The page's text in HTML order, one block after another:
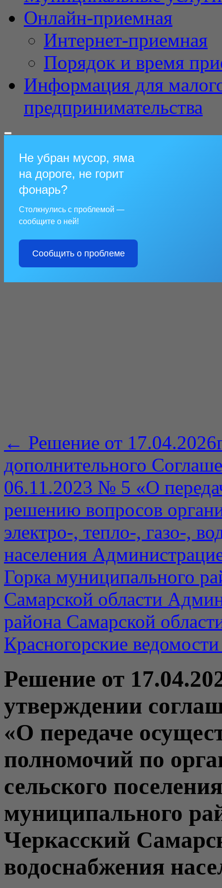
Онлайн-приемная
Интернет-приемная
Порядок и время
Информация для
предпринимательства
Не убран мусор, яма
на дороге, не горит
фонарь?
Столкнулись с проблемой —
сообщите о ней!
Сообщить о проблеме
← Решение от
дополнительного
06.11.2023 № 5 «О
решению вопросов
электро-, тепло-, газо-,
населения
Горка муниципального
Самарской области
района Самарской
Красногорские
Решение от
утверждении
«О передаче
полномочий по
сельского
муниципального
Черкасский
водоснабжения